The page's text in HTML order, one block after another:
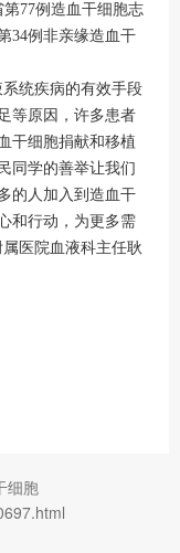
77例造血干细胞志
34例非亲缘造血干
统疾病的有效手段
等原因，许多患者
干细胞捐献和移植
同学的善举让我们
的人加入到造血干
和行动，为更多需
医院血液科主任耿
细胞